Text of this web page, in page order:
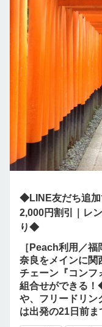
◆LINE友だち追加
2,000円割引｜レ
り◆
［Peach利用／
奈良をメインに
チェーン『コンフ
組合せができる
や、フリードリ
は出発の21日前ま